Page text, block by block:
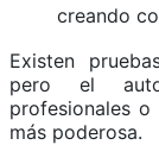
creando
Existen
pero el
profesionales
más poderosa.